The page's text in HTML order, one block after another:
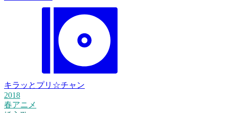
キラッとプリ☆チャン
2018
春アニメ